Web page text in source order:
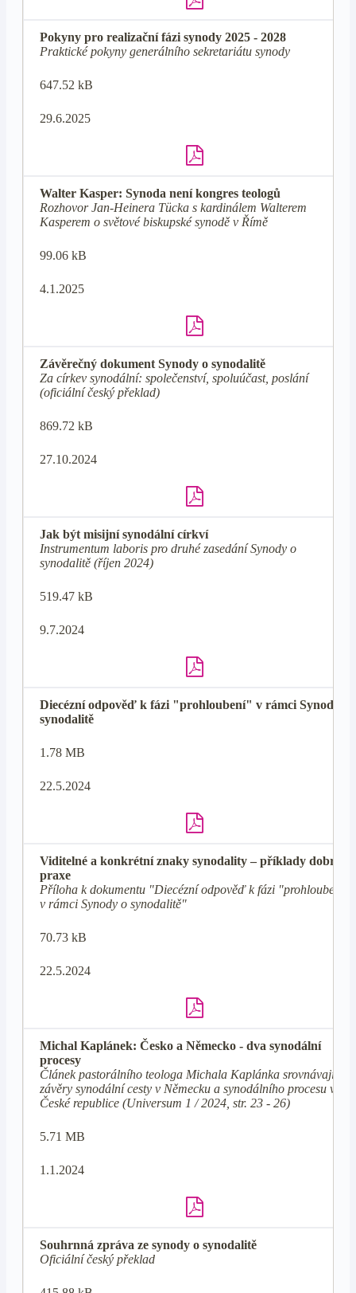
Pokyny pro realizační fázi synody 2025 - 2028
Praktické pokyny generálního sekretariátu synody
647.52 kB
29.6.2025
Walter Kasper: Synoda není kongres teologů
Rozhovor Jan-Heinera Tücka s kardinálem Walterem
Kasperem o světové biskupské synodě v Římě
99.06 kB
4.1.2025
Závěrečný dokument Synody o synodalitě
Za církev synodální: společenství, spoluúčast, poslání
(oficiální český překlad)
869.72 kB
27.10.2024
Jak být misijní synodální církví
Instrumentum laboris pro druhé zasedání Synody o
synodalitě (říjen 2024)
519.47 kB
9.7.2024
Diecézní odpověď k fázi "prohloubení" v rámci Synody o
synodalitě
1.78 MB
22.5.2024
Viditelné a konkrétní znaky synodality – příklady dobré
praxe
Příloha k dokumentu "Diecézní odpověď k fázi "prohloubení"
v rámci Synody o synodalitě"
70.73 kB
22.5.2024
Michal Kaplánek: Česko a Německo - dva synodální
procesy
Článek pastorálního teologa Michala Kaplánka srovnávající
závěry synodální cesty v Německu a synodálního procesu v
České republice (Universum 1 / 2024, str. 23 - 26)
5.71 MB
1.1.2024
Souhrnná zpráva ze synody o synodalitě
Oficiální český překlad